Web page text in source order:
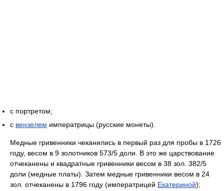
с портретом;
с вензелем императрицы (русские монеты).
Медные гривенники чеканились в первый раз для пробы в 1726
году, весом в 9 золотников 573/5 доли. В это же царствование
отчеканены и квадратные гривенники весом в 38 зол. 382/5
доли (медные платы). Затем медные гривенники весом в 24
зол. отчеканены в 1796 году (императрицей Екатериной);